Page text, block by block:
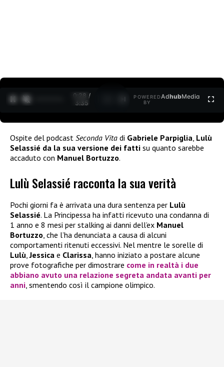
0:29 /
3:35
POWERED
BY
AdhubMedia
Ospite del podcast Seconda Vita di Gabriele Parpiglia Lulù
Selassié da la sua versione dei fatti su quanto sarebbe
accaduto con Manuel Bortuzzo.
Lulù Selassié racconta la sua verità
Pochi giorni fa è arrivata una dura sentenza per Lulù
Selassié. La Principessa ha infatti ricevuto una condanna di
1 anno e 8 mesi per stalking ai danni dell’ex Manuel
Bortuzzo, che l’ha denunciata a causa di alcuni
comportamenti ritenuti eccessivi. Nel mentre le sorelle di
Lulù,Jessica e Clarissa, hanno iniziato a postare alcune
prove fotografiche per dimostrare come in realtà i due
abbiano avuto una relazione segreta andata avanti per
anni, smentendo così il campione olimpico.